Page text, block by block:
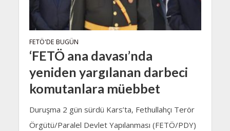
FETÖ'DE BUGÜN
‘FETÖ ana davası’nda
yeniden yargılanan darbeci
komutanlara müebbet
Duruşma 2 gün sürdü Kars’ta, Fethullahçı Terör
Örgütü/Paralel Devlet Yapılanması (FETÖ/PDY)